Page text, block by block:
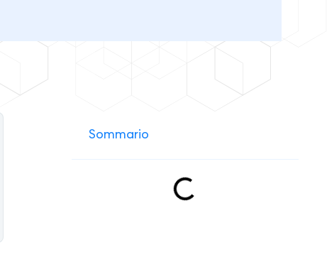
Sommario